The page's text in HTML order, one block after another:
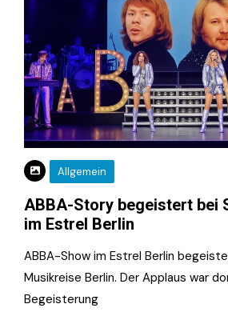
Allgemein
ABBA-Story begeistert bei
im Estrel Berlin
ABBA-Show im Estrel Berlin
Musikreise Berlin. Der Applaus war
Begeisterung